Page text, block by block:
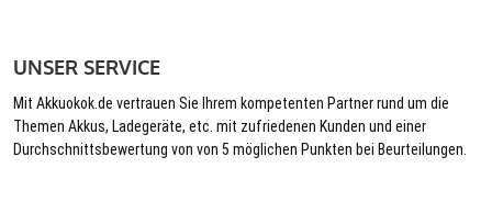
UNSER SERVICE
Mit Akkuokok.de vertrauen Sie Ihrem kompetenten Partner rund um die
Themen Akkus, Ladegeräte, etc. mit zufriedenen Kunden und einer
Durchschnittsbewertung von von 5 möglichen Punkten bei Beurteilungen.